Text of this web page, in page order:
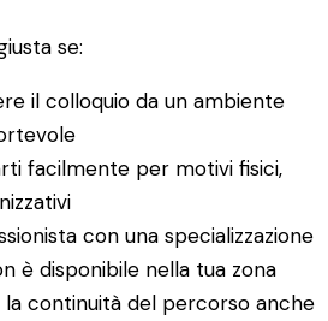
se:
il colloquio da un ambiente
facilmente per motivi fisici,
con una specializzazione
è disponibile nella tua zona
continuità del percorso anche